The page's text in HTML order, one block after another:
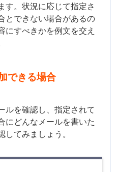
す。状況に応じて指定さ
とできない場合があるの
にすべきかを例文を交え
できる場合
ルを確認し、指定されて
にどんなメールを書いた
してみましょう。